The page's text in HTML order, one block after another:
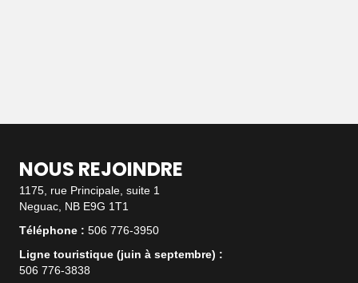
NOUS REJOINDRE
1175, rue Principale, suite 1
Neguac, NB E9G 1T1
Téléphone : 506 776-3950
Ligne touristique (juin à septembre) :
506 776-3838